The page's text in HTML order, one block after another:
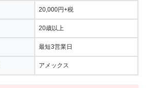
20,000円+税
20歳以上
最短3営業日
アメックス